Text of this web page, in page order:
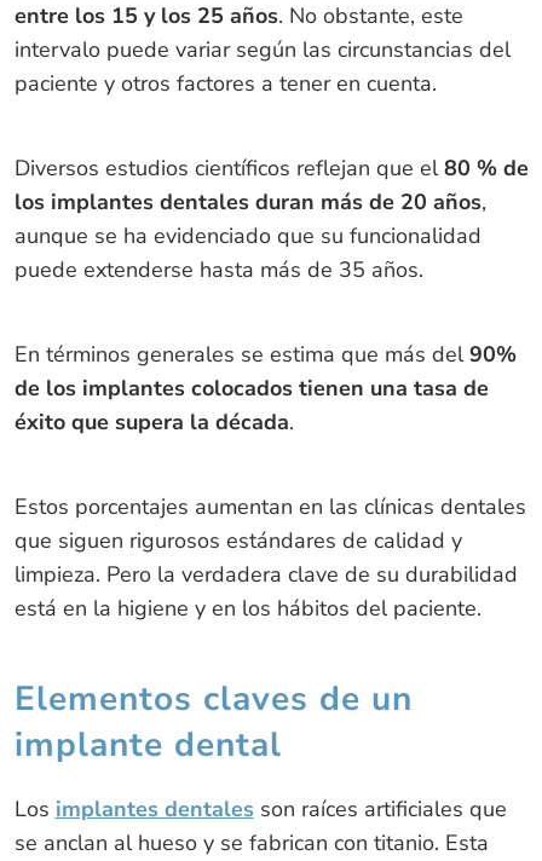
entre los 15 y los 25 años. No obstante, este
intervalo puede variar según las circunstancias del
paciente y otros factores a tener en cuenta.
Diversos estudios científicos reflejan que el80 % de
los implantes dentales duran más de 20 años,
aunque se ha evidenciado que su funcionalidad
puede extenderse hasta más de 35 años.
En términos generales se estima que más del90%
de los implantes colocados tienen una tasa de
éxito que supera la década.
Estos porcentajes aumentan en las clínicas dentales
que siguen rigurosos estándares de calidad y
limpieza. Pero la verdadera clave de su durabilidad
está en la higiene y en los hábitos del paciente.
Elementos claves de un
implante dental
Los implantes dentales son raíces artificiales que
se anclan al hueso y se fabrican con titanio. Esta